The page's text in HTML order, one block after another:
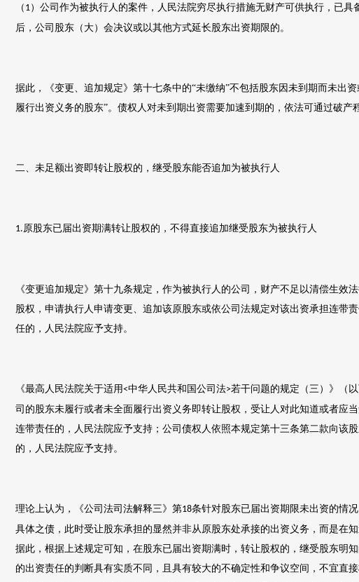
（ 1）公司作为被执行人的案件，人民法院穷尽执行措施无财产可供执行，已具
后，公司股东（大）会决议或以其他方式延长股东出资期限的。
据此，《变更、追加规定》第十七条中的“未缴纳”不包括股东因未到期而未出
履行出资义务的股东”。债权人对未到期出资需要加速到期的，依法可通过破产
二、未足额出资即转让股权的，继受股东能否追加为被执行人
1.原股东已届出资期满转让股权的，不得直接追加继受股东为被执行人
《变更追加规定》第十九条规定，作为被执行人的公司，财产不足以清偿生效
股权，申请执行人申请变更、追加该原股东或依公司法规定对该出资承担连带
任的，人民法院应予支持。
《最高人民法院关于适用<中华人民共和国公司法>若干问题的规定（三）》（
司的股东未履行或者未全面履行出资义务即转让股权，受让人对此知道或者应
连带责任的，人民法院应予支持；公司债权人依照本规定第十三条第二款向该
的，人民法院应予支持。
理论上认为，《公司法司法解释三》第18条针对股东已届出资期限未出资的情
具体之债，此时受让股东承担的显然并非从原股东处承接的出资义务，而是在
据此，根据上述规定可知，在股东已届出资期满时，转让股权的，继受股东明
的出资责任的判断具有实质不同，且具有较大的不确定性和争议空间，不宜直